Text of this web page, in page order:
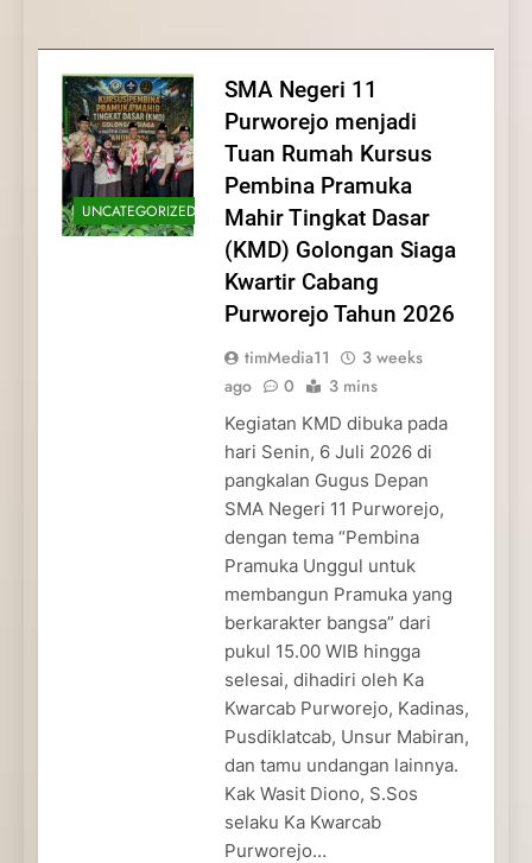
dan Pengabdian Generasi
Pramuka
Pramuka
Kepedulian
UNCATEGORIZED
SMA Negeri 11
Purworejo menjadi
Tuan Rumah Kursus
Pembina Pramuka
Mahir Tingkat Dasar
(KMD) Golongan Siaga
Kwartir Cabang
Purworejo Tahun 2026
timMedia11
3 weeks
ago
0 3 mins
Kegiatan KMD dibuka pada
hari Senin, 6 Juli 2026 di
pangkalan Gugus Depan
SMA Negeri 11 Purworejo,
dengan tema “Pembina
Pramuka Unggul untuk
membangun Pramuka yang
berkarakter bangsa” dari
pukul 15.00 WIB hingga
selesai, dihadiri oleh Ka
Kwarcab Purworejo, Kadinas,
Pusdiklatcab, Unsur Mabiran,
dan tamu undangan lainnya.
Kak Wasit Diono, S.Sos
selaku Ka Kwarcab
Purworejo…